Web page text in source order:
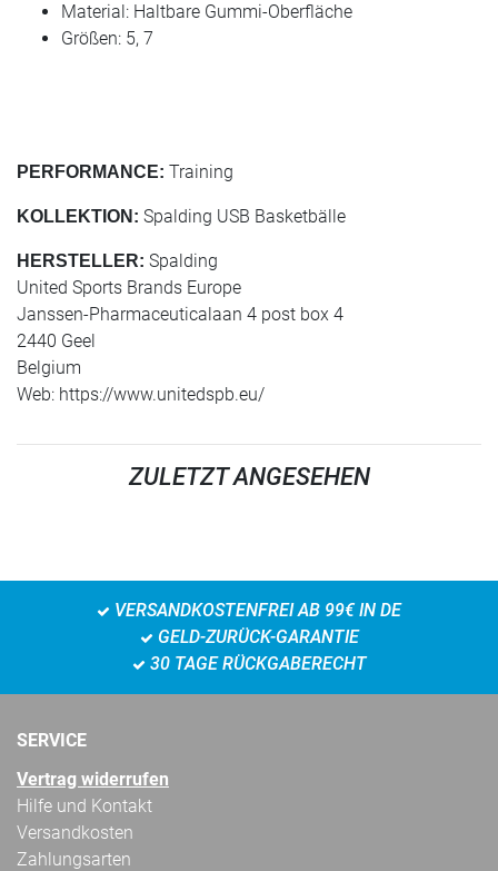
Material: Haltbare Gummi-Oberfläche
Größen: 5, 7
PERFORMANCE: Training
KOLLEKTION: Spalding USB Basketbälle
HERSTELLER: Spalding
United Sports Brands Europe
Janssen-Pharmaceuticalaan 4 post box 4
2440 Geel
Belgium
Web: https://www.unitedspb.eu/
ZULETZT ANGESEHEN
VERSANDKOSTENFREI AB 99€ IN DE
GELD-ZURÜCK-GARANTIE
30 TAGE RÜCKGABERECHT
SERVICE
Vertrag widerrufen
Hilfe und Kontakt
Versandkosten
Zahlungsarten